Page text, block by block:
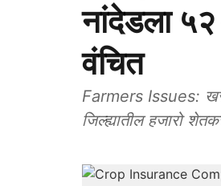
नांदेडला ५२
वंचित
Farmers Issues:
जिल्ह्यातील हजारो